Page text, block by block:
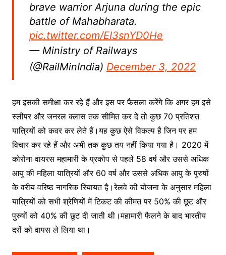
brave warrior Arjuna during the epic
battle of Mahabharata.
pic.twitter.com/EI3snYD0He
— Ministry of Railways
(@RailMinIndia) December 3, 2022
हम इसकी समीक्षा कर रहे हैं और इस पर फैसला करेंगे कि अगर हम इसे
स्लीपर और जनरल क्लास तक सीमित कर दे तो कुछ 70 प्रतिशत
यात्रियों को कवर कर लेते हैं।यह कुछ ऐसे विकल्प है जिन पर हम
विचार कर रहे हैं और अभी तक कुछ तय नहीं किया गया है। 2020 में
कोरोना वायरस महामारी के प्रकोप से पहले 58 वर्ष और उससे अधिक
आयु की महिला यात्रियों और 60 वर्ष और उससे अधिक आयु के पुरुषों
के वरीय वरिष्ठ नागरिक रियायत है।रेलवे की योजना के अनुसार महिला
यात्रियों को सभी श्रेणियों में टिकट की कीमत पर 50% की छूट और
पुरुषों को 40% की छूट दी जाती थी।महामारी फैलने के बाद भारतीय
दरों को वापस ले लिया था।